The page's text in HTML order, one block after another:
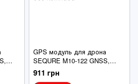
GPS модуль для дрона
SEQURE M10-122 GNSS,
16x12x7.3mm, 4.3 грамм, без
компаса
911 грн